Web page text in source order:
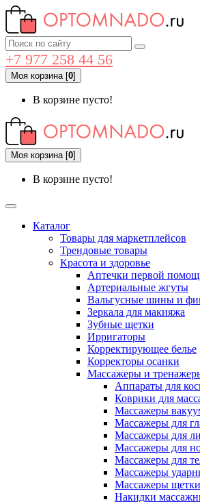
+7 977 258 44 56
Моя корзина[0]
В корзине пусто!
Моя корзина[0]
В корзине пусто!
Каталог
Товары для маркетплейсов
Трендовые товары
Красота и здоровье
Аптечки первой
Артериальные жгуты
Вальгусные шины и
Зеркала для макияжа
Зубные щетки
Ирригаторы
Корректирующее белье
Корректоры осанки
Массажеры и
Аппараты для
Коврики для
Массажеры
Массажеры для
Массажеры для
Массажеры для
Массажеры для
Массажеры
Массажеры щетки
Накидки